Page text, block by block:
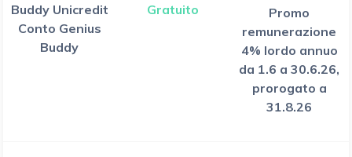
Buddy Unicredit
Conto Genius
Buddy
Gratuito
Promo
remunerazione
4% lordo annuo
da 1.6 a 30.6.26,
prorogato a
31.8.26